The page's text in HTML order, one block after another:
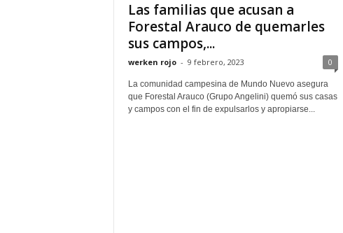
Las familias que acusan a
Forestal Arauco de quemarles
sus campos,...
werken rojo - 9 febrero, 2023 0
La comunidad campesina de Mundo Nuevo asegura
que Forestal Arauco (Grupo Angelini) quemó sus casas
y campos con el fin de expulsarlos y apropiarse...